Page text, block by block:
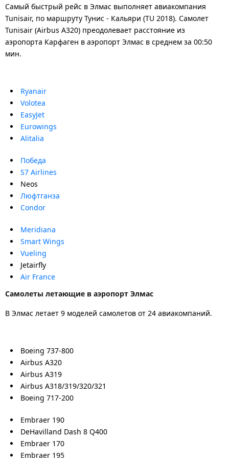
Самый быстрый рейс в Элмас выполняет авиакомпания
Tunisair, по маршруту Тунис - Кальяри (TU 2018). Самолет
Tunisair (Airbus A320) преодолевает расстояние из
аэропорта Карфаген в аэропорт Элмас в среднем за 00:50
мин.
Ryanair
Volotea
EasyJet
Eurowings
Alitalia
Победа
S7 Airlines
Neos
Люфтганза
Condor
Meridiana
Smart Wings
Vueling
Jetairfly
Air France
Самолеты летающие в аэропорт Элмас
В Элмас летает 9 моделей самолетов от 24 авиакомпаний.
Boeing 737-800
Airbus A320
Airbus A319
Airbus A318/319/320/321
Boeing 717-200
Embraer 190
DeHavilland Dash 8 Q400
Embraer 170
Embraer 195